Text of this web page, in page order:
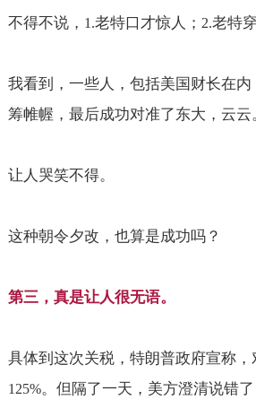
不得不说， 1.老特口才惊人； 2.老特
我看到，一些人，包括美国财长在
筹帷幄，最后成功对准了东大，云云
让人哭笑不得。
这种朝令夕改，也算是成功吗？
第三，真是让人很无语。
具体到这次关税，特朗普政府宣称
125%。但隔了一天，美方澄清说错